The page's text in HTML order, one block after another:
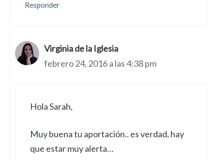
Responder
Virginia de la Iglesia
febrero 24, 2016 a las 4:38 pm
Hola Sarah,
Muy buena tu aportación.. es verdad, hay
que estar muy alerta…